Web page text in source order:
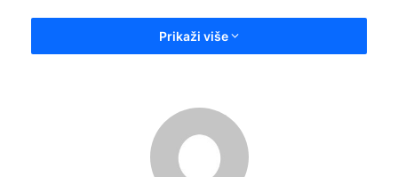
Iz Budžeta Zeničko-dobojskog kantona za 2022. godinu
izdvojeno je 2,2 miliona KM za stipendiranje studenata –
studija, a isplaćuju se u osam rata.
Ministarstvo za boračka pitanja
Prikaži više